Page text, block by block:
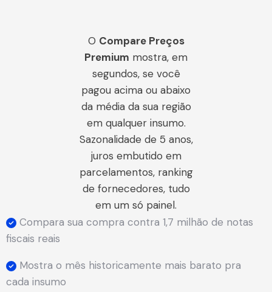
O Compare Preços
Premium mostra, em
segundos, se você
pagou acima ou abaixo
da média da sua região
em qualquer insumo.
Sazonalidade de 5 anos,
juros embutido em
parcelamentos, ranking
de fornecedores, tudo
em um só painel.
Compara sua compra contra 1,7 milhão de notas
fiscais reais
Mostra o mês historicamente mais barato pra
cada insumo